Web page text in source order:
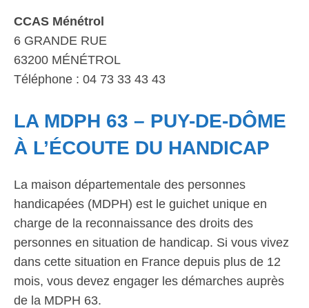
CCAS Ménétrol
6 GRANDE RUE
63200 MÉNÉTROL
Téléphone : 04 73 33 43 43
LA MDPH 63 – PUY-DE-DÔME
À L’ÉCOUTE DU HANDICAP
La maison départementale des personnes
handicapées (MDPH) est le guichet unique en
charge de la reconnaissance des droits des
personnes en situation de handicap. Si vous vivez
dans cette situation en France depuis plus de 12
mois, vous devez engager les démarches auprès
de la MDPH 63.